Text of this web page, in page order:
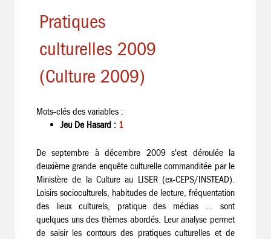
Pratiques
culturelles 2009
(Culture 2009)
Mots-clés des variables :
Jeu De Hasard : 1
De septembre à décembre 2009 s'est déroulée la
deuxième grande enquête culturelle commanditée par le
Ministère de la Culture au LISER (ex-CEPS/INSTEAD).
Loisirs socioculturels, habitudes de lecture, fréquentation
des lieux culturels, pratique des médias ... sont
quelques uns des thèmes abordés. Leur analyse permet
de saisir les contours des pratiques culturelles et de